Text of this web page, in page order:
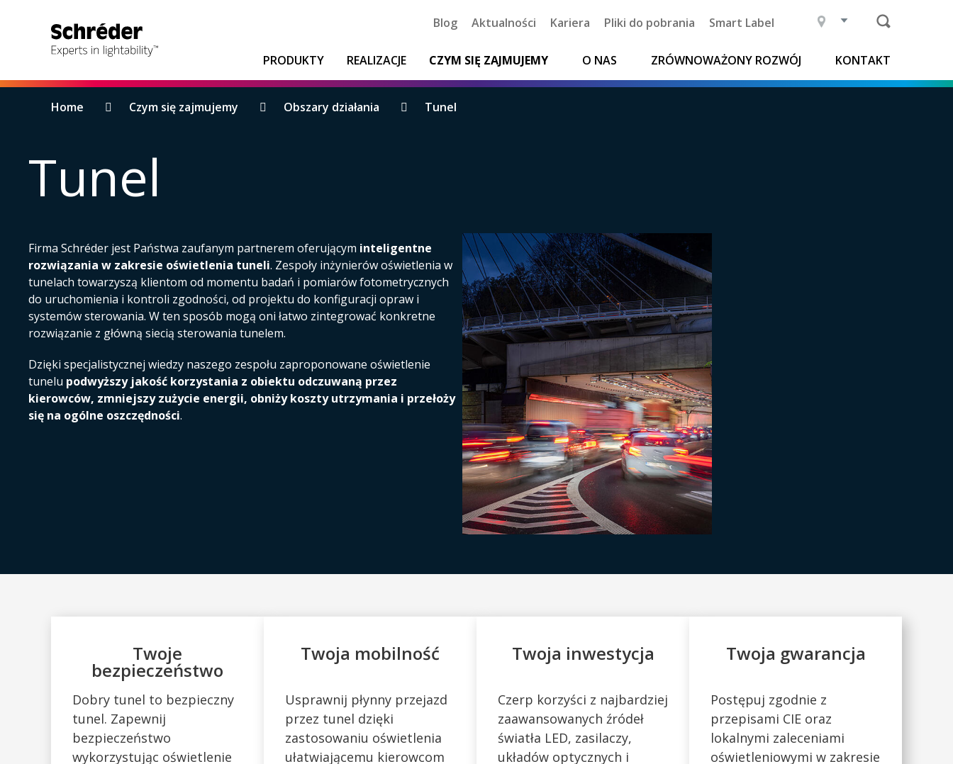
Blog Aktualności Kariera Pliki do pobrania Smart Label
PRODUKTY REALIZACJE CZYM SIĘ ZAJMUJEMY O NAS ZRÓWNOWAŻONY ROZWÓJ KONTAKT
Breadcrumbs
Home Czym się zajmujemy Obszary działania Tunel
Tunel
Firma Schréder jest Państwa zaufanym partnerem oferującym inteligentne
rozwiązania w zakresie oświetlenia tuneli. Zespoły inżynierów oświetlenia w
tunelach towarzyszą klientom od momentu badań i pomiarów fotometrycznych
do uruchomienia i kontroli zgodności, od projektu do konfiguracji opraw i
systemów sterowania. W ten sposób mogą oni łatwo zintegrować konkretne
rozwiązanie z główną siecią sterowania tunelem.
Dzięki specjalistycznej wiedzy naszego zespołu zaproponowane oświetlenie
tunelu podwyższy jakość korzystania z obiektu odczuwaną przez
kierowców, zmniejszy zużycie energii, obniży koszty utrzymania i przełoży
się na ogólne oszczędności.
Twoje
bezpieczeństwo
Dobry tunel to bezpieczny
tunel. Zapewnij
bezpieczeństwo
wykorzystując oświetlenie
Twoja mobilność
Usprawnij płynny przejazd
przez tunel dzięki
zastosowaniu oświetlenia
ułatwiającemu kierowcom
Twoja inwestycja
Czerp korzyści z najbardziej
zaawansowanych źródeł
światła LED, zasilaczy,
układów optycznych i
Twoja gwarancja
Postępuj zgodnie z
przepisami CIE oraz
lokalnymi zaleceniami
oświetleniowymi w zakresie